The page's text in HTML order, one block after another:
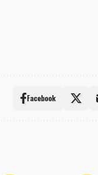
Facebook